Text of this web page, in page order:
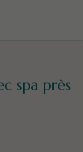
spa près